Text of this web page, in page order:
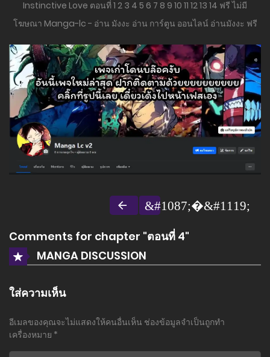
Comments for chapter "ตอนที่ 4"
MANGA DISCUSSION
ใส่ความเห็น
อีเมลของคุณจะไม่แสดงให้คนอื่นเห็น ช่องข้อมูลจำเป็นถูกทำ
เครื่องหมาย *